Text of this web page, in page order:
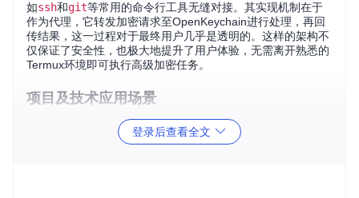
如ssh和git等常用的命令行工具无缝对接。其实现机制在于
作为代理，它转发加密请求至OpenKeychain进行处理，再回
传结果，这一过程对于最终用户几乎是透明的。这样的架构不
仅保证了安全性，也极大地提升了用户体验，无需离开熟悉的
Termux环境即可执行高级加密任务。
项目及技术应用场景
在当今远程工作蔚然成风的时代，OkcAgent的应用场景极为
登录后查看全文